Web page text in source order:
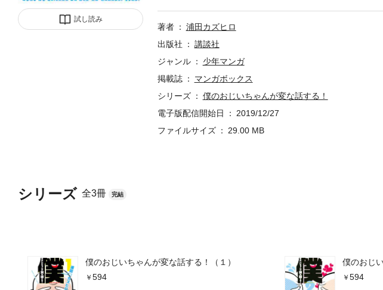
試し読み
シリーズ 全3冊 完結
僕のおじいちゃんが変な話する！（１）
594
僕のおじ
594
著者
浦田カズヒロ
出版社
講談社
ジャンル
少年マンガ
掲載誌
マンガボックス
シリーズ
僕のおじいちゃんが変な話する！
電子版配信開始日
2019/12/27
ファイルサイズ
29.00 MB